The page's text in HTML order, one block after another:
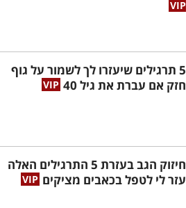
5 תרגילים שיעזרו לך לשמור על גוף
חזק אם עברת את גיל 40
חיזוק הגב בעזרת 5 התרגילים האלה
עזר לי לטפל בכאבים מציקים